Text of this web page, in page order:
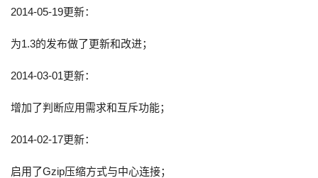
2014-05-19更新：
为1.3的发布做了更新和改进；
2014-03-01更新：
增加了判断应用需求和互斥功能；
2014-02-17更新：
启用了Gzip压缩方式与中心连接；